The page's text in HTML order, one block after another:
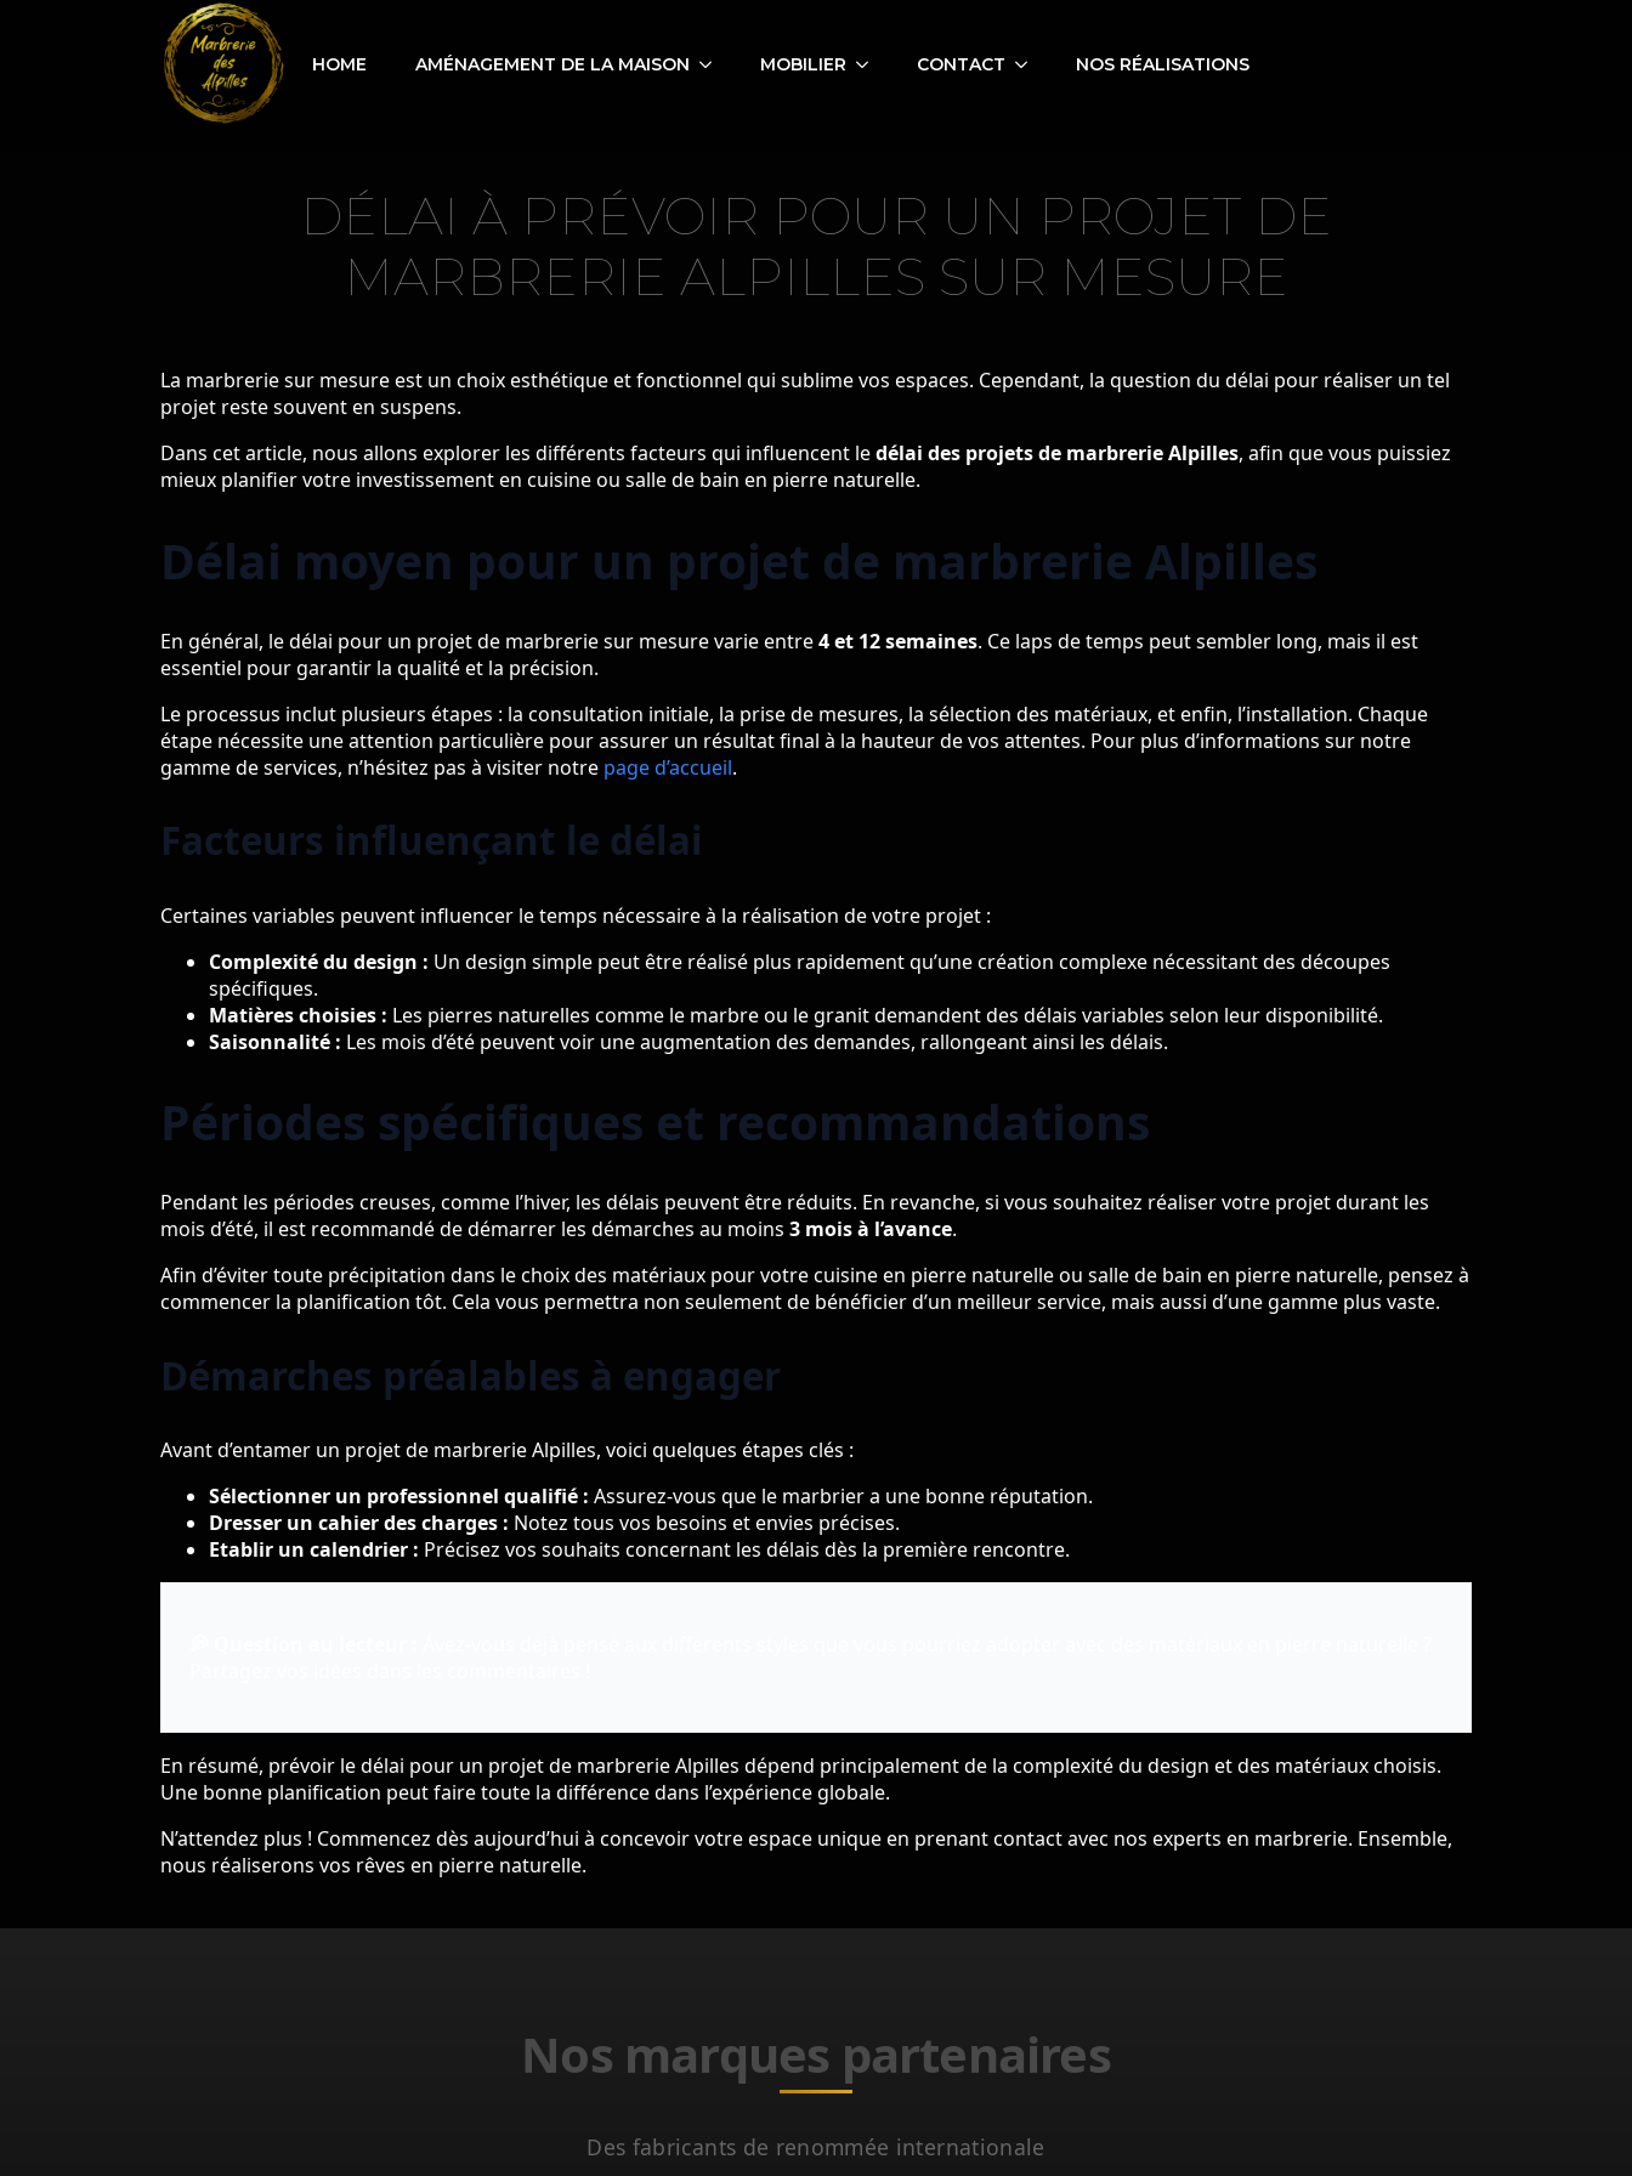
HOME AMÉNAGEMENT DE LA MAISON MOBILIER CONTACT NOS RÉALISATIONS
DÉLAI À PRÉVOIR POUR UN PROJET DE
MARBRERIE ALPILLES SUR MESURE
La marbrerie sur mesure est un choix esthétique et fonctionnel qui sublime vos espaces. Cependant, la question du délai pour réaliser un tel
projet reste souvent en suspens.
Dans cet article, nous allons explorer les différents facteurs qui influencent ledélai des projets de marbrerie Alpilles, afin que vous puissiez
mieux planifier votre investissement en cuisine ou salle de bain en pierre naturelle.
Délai moyen pour un projet de marbrerie Alpilles
En général, le délai pour un projet de marbrerie sur mesure varie entre4 et 12 semaines. Ce laps de temps peut sembler long, mais il est
essentiel pour garantir la qualité et la précision.
Le processus inclut plusieurs étapes : la consultation initiale, la prise de mesures, la sélection des matériaux, et enfin, l’installation. Chaque
étape nécessite une attention particulière pour assurer un résultat final à la hauteur de vos attentes. Pour plus d’informations sur notre
gamme de services, n’hésitez pas à visiter notre page d’accueil.
Facteurs influençant le délai
Certaines variables peuvent influencer le temps nécessaire à la réalisation de votre projet :
Complexité du design : Un design simple peut être réalisé plus rapidement qu’une création complexe nécessitant des découpes
spécifiques.
Matières choisies : Les pierres naturelles comme le marbre ou le granit demandent des délais variables selon leur disponibilité.
Saisonnalité : Les mois d’été peuvent voir une augmentation des demandes, rallongeant ainsi les délais.
Périodes spécifiques et recommandations
Pendant les périodes creuses, comme l’hiver, les délais peuvent être réduits. En revanche, si vous souhaitez réaliser votre projet durant les
mois d’été, il est recommandé de démarrer les démarches au moins 3 mois à l’avance.
Afin d’éviter toute précipitation dans le choix des matériaux pour votre cuisine en pierre naturelle ou salle de bain en pierre naturelle, pensez à
commencer la planification tôt. Cela vous permettra non seulement de bénéficier d’un meilleur service, mais aussi d’une gamme plus vaste.
Démarches préalables à engager
Avant d’entamer un projet de marbrerie Alpilles, voici quelques étapes clés :
Sélectionner un professionnel qualifié : Assurez-vous que le marbrier a une bonne réputation.
Dresser un cahier des charges : Notez tous vos besoins et envies précises.
Etablir un calendrier : Précisez vos souhaits concernant les délais dès la première rencontre.
En résumé, prévoir le délai pour un projet de marbrerie Alpilles dépend principalement de la complexité du design et des matériaux choisis.
Une bonne planification peut faire toute la différence dans l’expérience globale.
N’attendez plus ! Commencez dès aujourd’hui à concevoir votre espace unique en prenant contact avec nos experts en marbrerie. Ensemble,
nous réaliserons vos rêves en pierre naturelle.
Nos marques partenaires
Des fabricants de renommée internationale